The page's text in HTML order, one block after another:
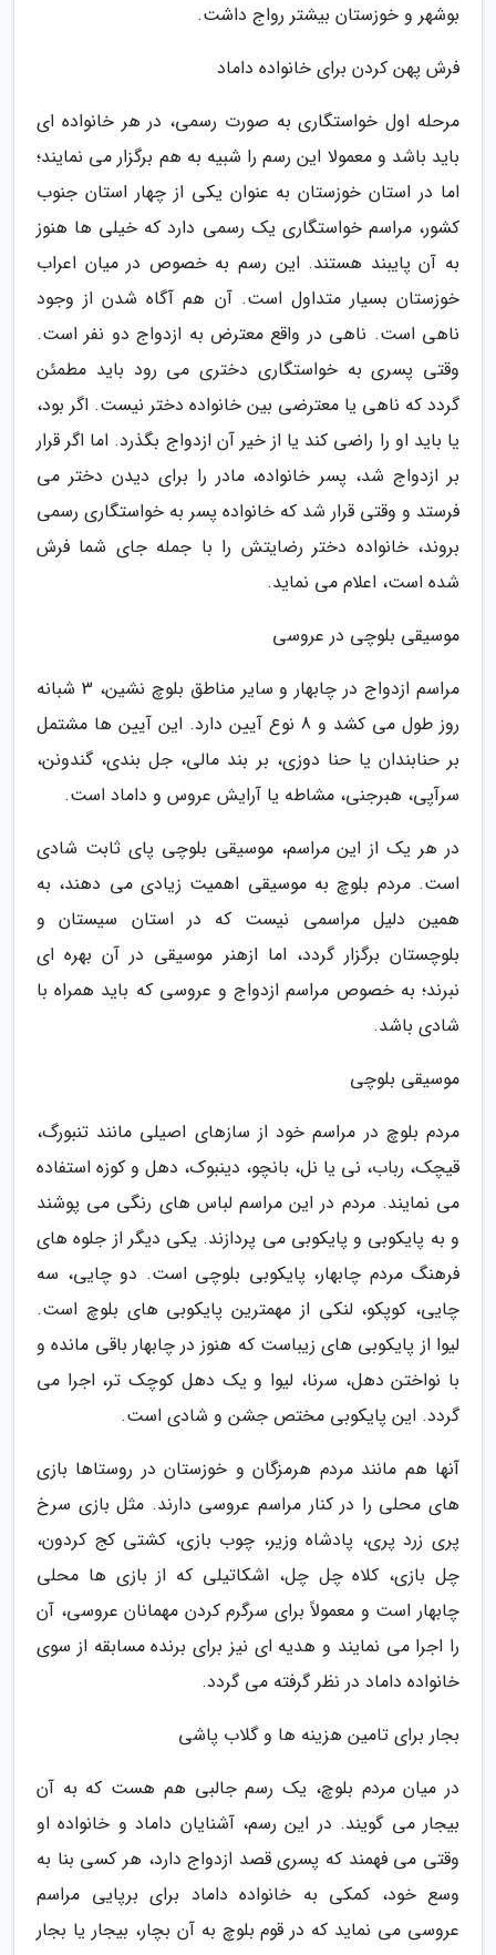
بوشهر و خوزستان بیشتر رواج داشت.
فرش پهن کردن برای خانواده داماد
مرحله اول خواستگاری به صورت رسمی، در هر خانواده ای
باید باشد و معمولا این رسم را شبیه به هم برگزار می نمایند؛
اما در استان خوزستان به عنوان یکی از چهار استان جنوب
کشور، مراسم خواستگاری یک رسمی دارد که خیلی ها هنوز
به آن پایبند هستند. این رسم به خصوص در میان اعراب
خوزستان بسیار متداول است. آن هم آگاه شدن از وجود
ناهی است. ناهی در واقع معترض به ازدواج دو نفر است.
وقتی پسری به خواستگاری دختری می رود باید مطمئن
گردد که ناهی یا معترضی بین خانواده دختر نیست. اگر بود،
یا باید او را راضی کند یا از خیر آن ازدواج بگذرد. اما اگر قرار
بر ازدواج شد، پسر خانواده، مادر را برای دیدن دختر می
فرستد و وقتی قرار شد که خانواده پسر به خواستگاری رسمی
بروند، خانواده دختر رضایتش را با جمله جای شما فرش
شده است، اعلام می نماید.
موسیقی بلوچی در عروسی
مراسم ازدواج در چابهار و سایر مناطق بلوچ نشین، 3 شبانه
روز طول می کشد و 8 نوع آیین دارد. این آیین ها مشتمل
بر حنابندان یا حنا دوزی، بر بند مالی، جل بندی، گندونن،
سرآپی، هبرجنی، مشاطه یا آرایش عروس و داماد است.
در هر یک از این مراسم، موسیقی بلوچی پای ثابت شادی
است. مردم بلوچ به موسیقی اهمیت زیادی می دهند، به
همین دلیل مراسمی نیست که در استان سیستان و
بلوچستان برگزار گردد، اما ازهنر موسیقی در آن بهره ای
نبرند؛ به خصوص مراسم ازدواج و عروسی که باید همراه با
شادی باشد.
موسیقی بلوچی
مردم بلوچ در مراسم خود از سازهای اصیلی مانند تنبورگ،
قیچک، رباب، نی یا نل، بانچو، دینبوک، دهل و کوزه استفاده
می نمایند. مردم در این مراسم لباس های رنگی می پوشند
و به پایکوبی و پایکوبی می پردازند. یکی دیگر از جلوه های
فرهنگ مردم چابهار، پایکوبی بلوچی است. دو چایی، سه
چایی، کوپکو، لنکی از مهمترین پایکوبی های بلوچ است.
لیوا از پایکوبی های زیباست که هنوز در چابهار باقی مانده و
با نواختن دهل، سرنا، لیوا و یک دهل کوچک تر، اجرا می
گردد. این پایکوبی مختص جشن و شادی است.
آنها هم مانند مردم هرمزگان و خوزستان در روستاها بازی
های محلی را در کنار مراسم عروسی دارند. مثل بازی سرخ
پری زرد پری، پادشاه وزیر، چوب بازی، کشتی کج کردون،
چل بازی، کلاه چل چل، اشکاتیلی که از بازی ها محلی
چابهار است و معمولاً برای سرگرم کردن مهمانان عروسی، آن
را اجرا می نمایند و هدیه ای نیز برای برنده مسابقه از سوی
خانواده داماد در نظر گرفته می گردد.
بجار برای تامین هزینه ها و گلاب پاشی
در میان مردم بلوچ، یک رسم جالبی هم هست که به آن
بیجار می گویند. در این رسم، آشنایان داماد و خانواده او
وقتی می فهمند که پسری قصد ازدواج دارد، هر کسی بنا به
وسع خود، کمکی به خانواده داماد برای برپایی مراسم
عروسی می نماید که در قوم بلوچ به آن بچار، بیجار یا بجار